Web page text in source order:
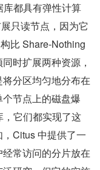
都具有弹性计算
只读节点，因为它
比 Share-Nothing
时扩展两种资源，
分区均匀地分布在
节点上的磁盘爆
它们都实现了这
Citus 中提供了一
常访问的分片放在